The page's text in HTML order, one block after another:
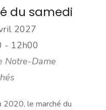
du samedi
2027
- 12h00
Notre-Dame
2020, le marché du